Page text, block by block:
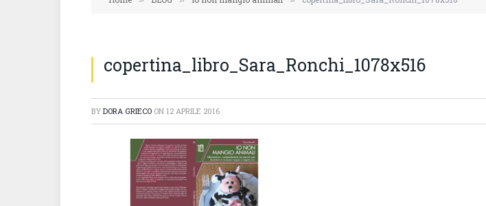
copertina_libro_Sara_Ronchi_1078x516
BY DORA GRIECO ON 12 APRILE 2016